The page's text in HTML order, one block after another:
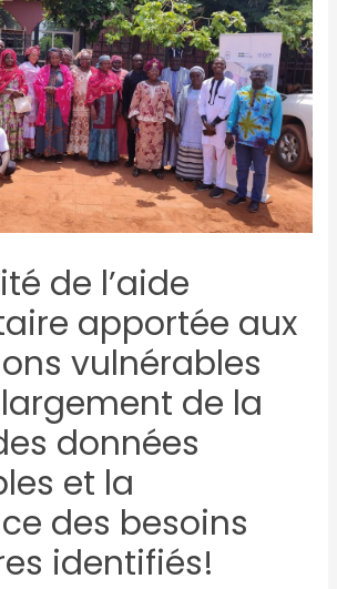
de l’aide
apportée aux
vulnérables
de la
données
et la
des besoins
identifiés!